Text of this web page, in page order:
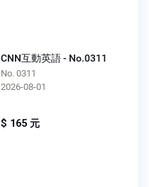
CNN互動英語 - No.0311
No. 0311
2026-08-01
$ 165 元